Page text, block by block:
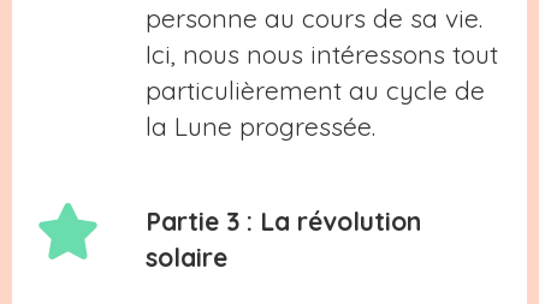
personne au cours de sa vie.
Ici, nous nous intéressons tout
particulièrement au cycle de
la Lune progressée.
Partie 3 : La révolution
solaire